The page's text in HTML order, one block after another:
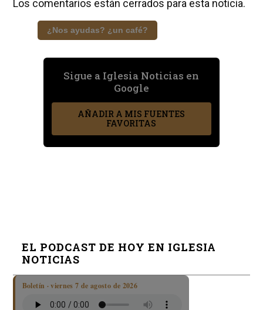
Los comentarios están cerrados para esta noticia.
¿Nos ayudas? ¿un café?
Sigue a Iglesia Noticias en
Google
AÑADIR A MIS FUENTES
FAVORITAS
EL PODCAST DE HOY EN IGLESIA
NOTICIAS
Boletín · viernes 7 de agosto de 2026